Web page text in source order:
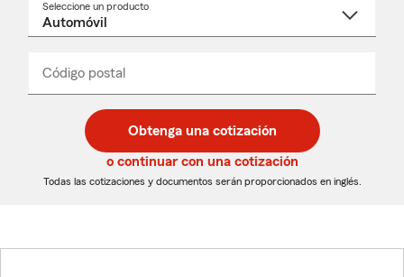
Seleccione un producto
desplegable
Código postal
de
5
dígitos
de
5
dígitos
_____
Obtenga una cotización
o continuar con una cotización
Todas las cotizaciones y documentos serán proporcionados en inglés.